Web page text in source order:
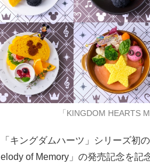
「KINGDOM HEARTS
「キングダムハーツ」シリーズ初
elody of Memory」の発売記念を記